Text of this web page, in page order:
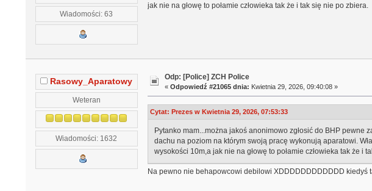
Wiadomości: 63
jak nie na głowę to połamie człowieka tak że i tak się nie po zbiera.
Rasowy_Aparatowy
Weteran
Wiadomości: 1632
Odp: [Police] ZCH Police
«Odpowiedź #21065 dnia: Kwietnia 29, 2026, 09:40:08 »
Cytat: Prezes w Kwietnia 29, 2026, 07:53:33
Pytanko mam...można jakoś anonimowo zgłosić do BHP
dachu na poziom na którym swoją pracę wykonują aparatowi.
wysokości 10m,a jak nie na głowę to połamie człowieka tak że i
Na pewno nie behapowcowi debilowi XDDDDDDDDDDDD kiedyś